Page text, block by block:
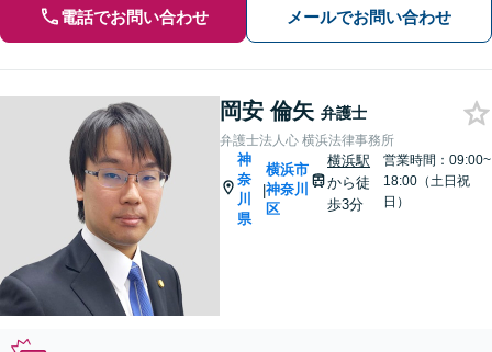
電話でお問い合わせ メールでお問い合わせ
岡安 倫矢 弁護士
弁護士法人心 横浜法律事務所
神
奈
川
県
|
横浜市
神奈川
区
横浜駅
から徒
歩3分
営業時間：09:00~
18:00（土日祝
日）